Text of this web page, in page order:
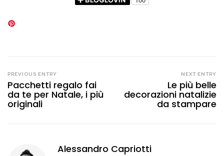
PREVIOUS ENTRY
Pacchetti regalo fai
da te per Natale, i più
originali
NEXT ENTRY
Le più belle
decorazioni natalizie
da stampare
Alessandro Capriotti